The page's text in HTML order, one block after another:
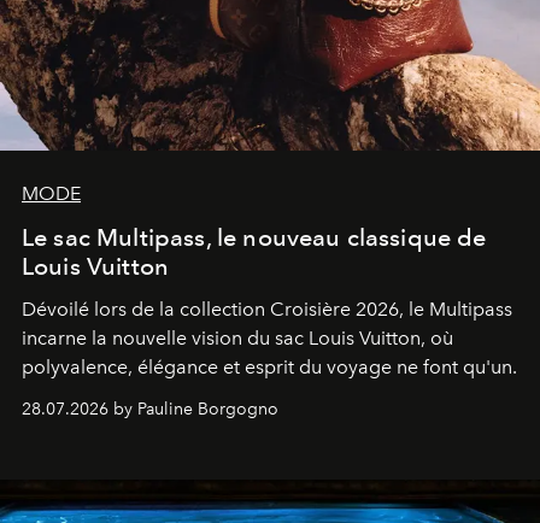
MODE
Le sac Multipass, le nouveau classique de
Louis Vuitton
Dévoilé lors de la collection Croisière 2026, le Multipass
incarne la nouvelle vision du sac Louis Vuitton, où
polyvalence, élégance et esprit du voyage ne font qu'un.
28.07.2026 by Pauline Borgogno